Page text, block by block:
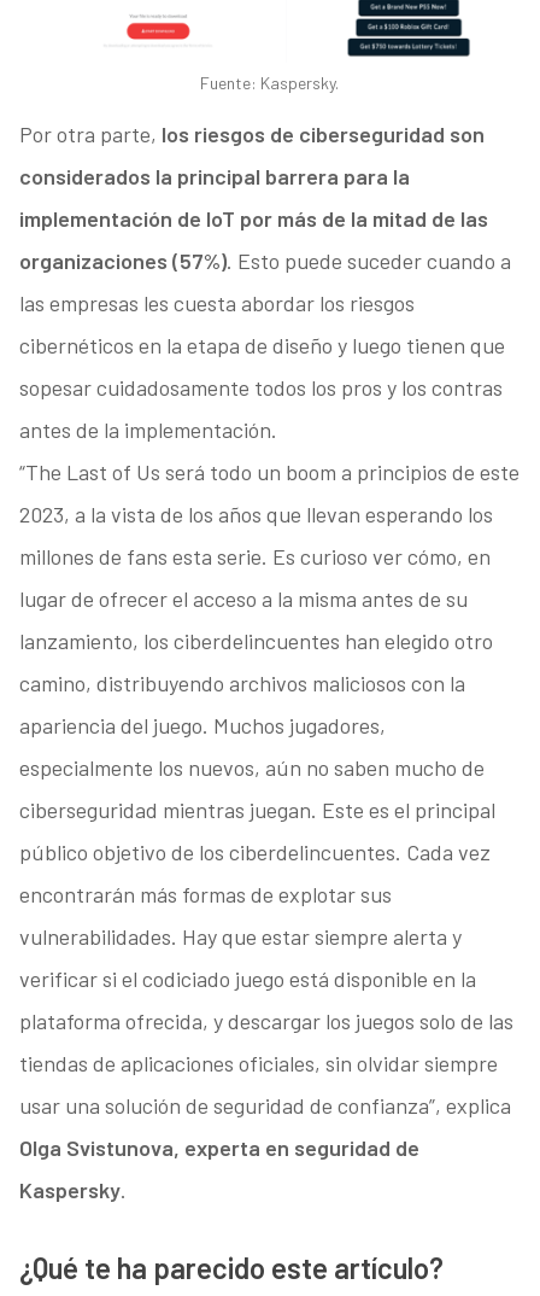
Fuente: Kaspersky.
Por otra parte, los riesgos de ciberseguridad son
considerados la principal barrera para la
implementación de IoT por más de la mitad de las
organizaciones (57%). Esto puede suceder cuando a
las empresas les cuesta abordar los riesgos
cibernéticos en la etapa de diseño y luego tienen que
sopesar cuidadosamente todos los pros y los contras
antes de la implementación.
“The Last of Us será todo un boom a principios de este
2023, a la vista de los años que llevan esperando los
millones de fans esta serie. Es curioso ver cómo, en
lugar de ofrecer el acceso a la misma antes de su
lanzamiento, los ciberdelincuentes han elegido otro
camino, distribuyendo archivos maliciosos con la
apariencia del juego. Muchos jugadores,
especialmente los nuevos, aún no saben mucho de
ciberseguridad mientras juegan. Este es el principal
público objetivo de los ciberdelincuentes. Cada vez
encontrarán más formas de explotar sus
vulnerabilidades. Hay que estar siempre alerta y
verificar si el codiciado juego está disponible en la
plataforma ofrecida, y descargar los juegos solo de las
tiendas de aplicaciones oficiales, sin olvidar siempre
usar una solución de seguridad de confianza”, explica
Olga Svistunova, experta en seguridad de
Kaspersky.
¿Qué te ha parecido este artículo?